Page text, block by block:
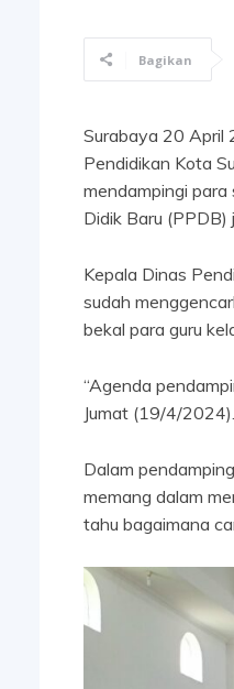
Bagikan
Surabaya 20 April
Pendidikan Kota
mendampingi para
Didik Baru
Kepala Dinas
sudah
bekal para guru
“Agenda
Jumat (19/4/2024).
Dalam
memang dalam
tahu bagaimana